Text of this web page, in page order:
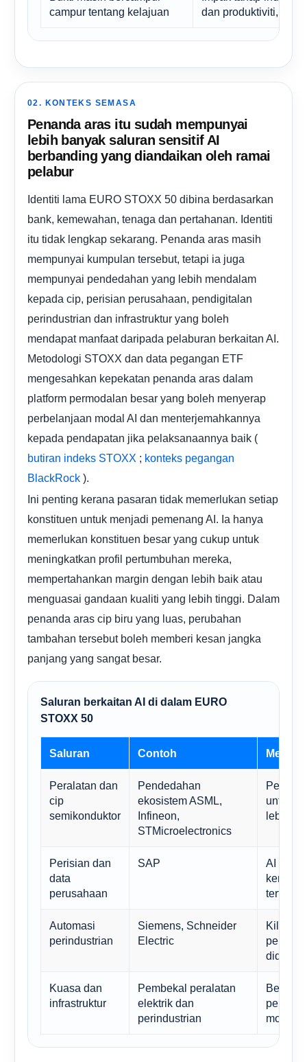
campur tentang kelajuan
dan produktiviti,
02. KONTEKS SEMASA
Penanda aras itu sudah mempunyai
lebih banyak saluran sensitif AI
berbanding yang diandaikan oleh ramai
pelabur
Identiti lama EURO STOXX 50 dibina berdasarkan
bank, kemewahan, tenaga dan pertahanan. Identiti
itu tidak lengkap sekarang. Penanda aras masih
mempunyai kumpulan tersebut, tetapi ia juga
mempunyai pendedahan yang lebih mendalam
kepada cip, perisian perusahaan, pendigitalan
perindustrian dan infrastruktur yang boleh
mendapat manfaat daripada pelaburan berkaitan AI.
Metodologi STOXX dan data pegangan ETF
mengesahkan kepekatan penanda aras dalam
platform permodalan besar yang boleh menyerap
perbelanjaan modal AI dan menterjemahkannya
kepada pendapatan jika pelaksanaannya baik (
butiran indeks STOXX ; konteks pegangan
BlackRock ).
Ini penting kerana pasaran tidak memerlukan setiap
konstituen untuk menjadi pemenang AI. Ia hanya
memerlukan konstituen besar yang cukup untuk
meningkatkan profil pertumbuhan mereka,
mempertahankan margin dengan lebih baik atau
menguasai gandaan kualiti yang lebih tinggi. Dalam
penanda aras cip biru yang luas, perubahan
tambahan tersebut boleh memberi kesan jangka
panjang yang sangat besar.
Saluran berkaitan AI di dalam EURO
STOXX 50
Saluran Contoh
Peralatan dan
cip
semikonduktor
Pendedahan
ekosistem ASML,
Infineon,
STMicroelectronics
untuk
lebih
Perisian dan
data
perusahaan
SAP
AI
kerja
Automasi
perindustrian
Siemens, Schneider
Electric
Kilang,
Kuasa dan
infrastruktur
Pembekal peralatan
elektrik dan
perindustrian
Beban
model.